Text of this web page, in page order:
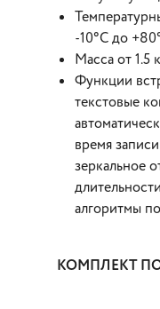
-10°С до
Масса от 1.5
Функции
текстовые
время
зеркальное
алгоритмы
КОМПЛЕКТ